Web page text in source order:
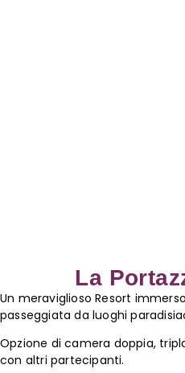
La
Un meraviglioso Resort
passeggiata da luoghi
Opzione di camera doppia,
con altri partecipanti.